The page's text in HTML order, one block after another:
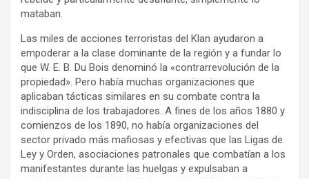
mataban.
Las miles de acciones terroristas del Klan ayudaron a
empoderar a la clase dominante de la región y a fundar lo
que W. E. B. Du Bois denominó la «contrarrevolución de la
propiedad». Pero había muchas organizaciones que
aplicaban tácticas similares en su combate contra la
indisciplina de los trabajadores. A fines de los años 1880 y
comienzos de los 1890, no había organizaciones del
sector privado más mafiosas y efectivas que las Ligas de
Ley y Orden, asociaciones patronales que combatían a los
manifestantes durante las huelgas y expulsaban a